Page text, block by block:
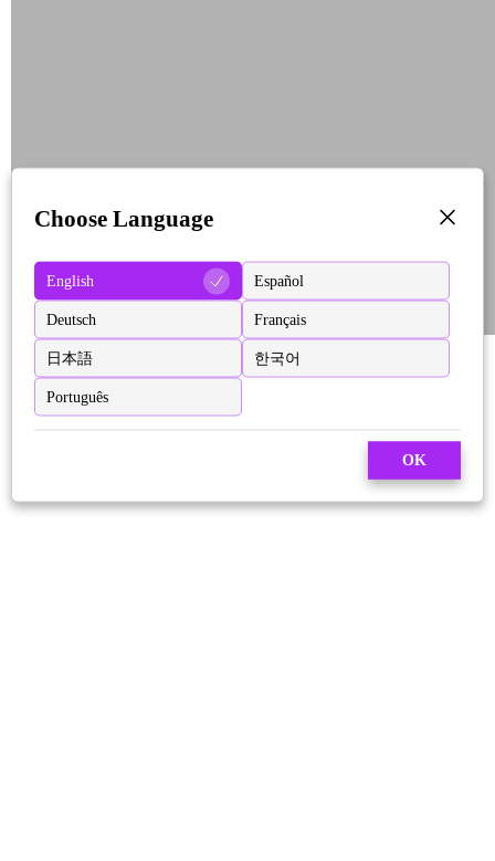
Choose Language
English Español
Deutsch Français
日本語 한국어
Português
OK